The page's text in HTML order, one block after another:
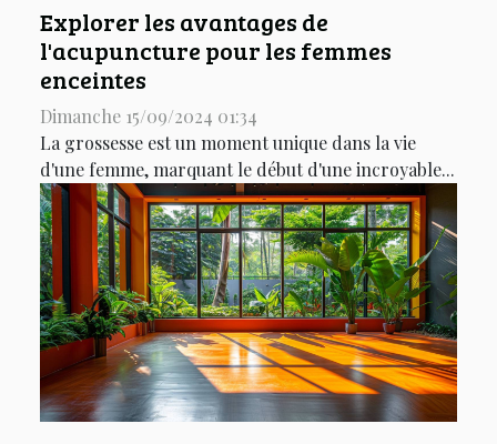
Explorer les avantages de
l'acupuncture pour les femmes
enceintes
Dimanche 15/09/2024 01:34
La grossesse est un moment unique dans la vie
d'une femme, marquant le début d'une incroyable...